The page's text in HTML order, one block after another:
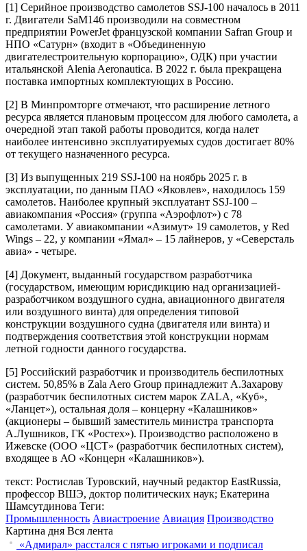
[1] Серийное производство самолетов SSJ-100 началось в 2011
г. Двигатели SaM146 производили на совместном
предприятии PowerJet французской компании Safran Group и
НПО «Сатурн» (входит в «Объединенную
двигателестроительную корпорацию», ОДК) при участии
итальянской Alenia Aeronautica. В 2022 г. была прекращена
поставка импортных комплектующих в Россию.
[2] В Минпромторге отмечают, что расширение летного
ресурса является плановым процессом для любого самолета, а
очередной этап такой работы проводится, когда налет
наиболее интенсивно эксплуатируемых судов достигает 80%
от текущего назначенного ресурса.
[3] Из выпущенных 219 SSJ-100 на ноябрь 2025 г. в
эксплуатации, по данным ПАО «Яковлев», находилось 159
самолетов. Наиболее крупный эксплуатант SSJ-100 –
авиакомпания «Россия» (группа «Аэрофлот») с 78
самолетами. У авиакомпании «Азимут» 19 самолетов, у Red
Wings – 22, у компании «Ямал» – 15 лайнеров, у «Северсталь
авиа» - четыре.
[4] Документ, выданный государством разработчика
(государством, имеющим юрисдикцию над организацией-
разработчиком воздушного судна, авиационного двигателя
или воздушного винта) для определения типовой
конструкции воздушного судна (двигателя или винта) и
подтверждения соответствия этой конструкции нормам
летной годности данного государства.
[5] Российский разработчик и производитель беспилотных
систем. 50,85% в Zala Aero Group принадлежит А.Захарову
(разработчик беспилотных систем марок ZALA, «Куб»,
«Ланцет»), остальная доля – концерну «Калашников»
(акционеры – бывший заместитель министра транспорта
А.Лушников, ГК «Ростех»). Производство расположено в
Ижевске (ООО «ЦСТ» (разработчик беспилотных систем),
входящее в АО «Концерн «Калашников»).
текст: Ростислав Туровский, научный редактор EastRussia,
профессор ВШЭ, доктор политических наук; Екатерина
Шамсутдинова Теги:
Промышленность Авиастроение Авиация Производство
Картина дня Вся лента
«Адмирал» расстался с пятью игроками и подписал